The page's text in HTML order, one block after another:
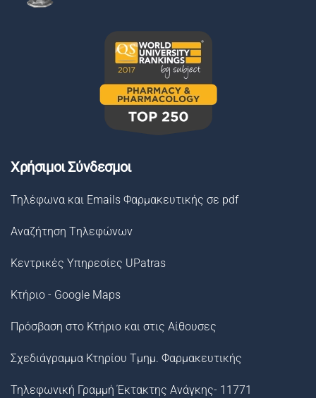
Χρήσιμοι Σύνδεσμοι
Τηλέφωνα και Emails Φαρμακευτικής σε pdf
Αναζήτηση Tηλεφώνων
Κεντρικές Υπηρεσίες UPatras
Κτήριο - Google Maps
Πρόσβαση στο Κτήριο και στις Αίθουσες
Σχεδιάγραμμα Κτηρίου Τμημ. Φαρμακευτικής
Τηλεφωνική Γραμμή Έκτακτης Ανάγκης- 11771